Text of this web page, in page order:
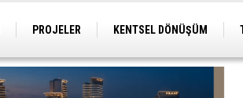
PROJELER KENTSEL DÖNÜŞÜM